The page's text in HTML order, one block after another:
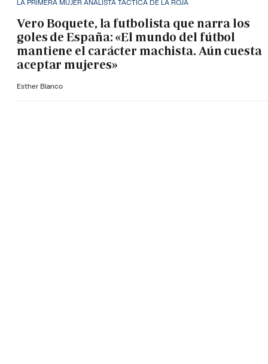
LA PRIMERA MUJER ANALISTA TÁCTICA DE LA ROJA
Vero Boquete, la futbolista que narra los
goles de España: «El mundo del fútbol
mantiene el carácter machista. Aún cuesta
aceptar mujeres»
Esther Blanco